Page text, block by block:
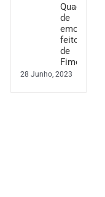
Quadro
de
emoções
feito
de
Fimo
28 Junho, 2023